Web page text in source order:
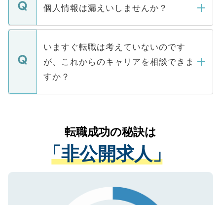
■応募殺到を避けるため 人気のある医療機
関を公にしてしまうと、応募が殺到する場
に、医療機関が求める条件に合った人材の
みを人材紹介会社に依頼するケースが増え
ています。
ん。また、仮に応募先から内定をいただい
定を承諾する必要はありません。内定先へ
の辞退の連絡はキャリアパートナーが行い
個人情報は漏えいしませんか？
個人情報が漏えいすることはありませんの
で、ご安心ください。当サイトからの登録
などで収集したご登録者様の個人情報は、
ご本人のキャリアアップおよび転職活動の
支援を目的に使用いたします。お預かりし
ているすべての個人データはご本人の許可
は、個人情報の取り扱いについての厳密な
管理基準を満たした事業者のみに付与され
る、プライバシーマークを取得済みです。
で、機密保持に関してもご安心ください。
いますぐ転職は考えていないのです
が、これからのキャリアを相談できま
すか？
かがいして、現在の医療機関の状況や紹介
経験をまじえながら、適切なアドバイスを
させていただきます。すぐにご転職をされ
ない方には、長期的なサポートが可能です
ので、まずはご登録ください。
転職成功の秘訣は
「非公開求人」